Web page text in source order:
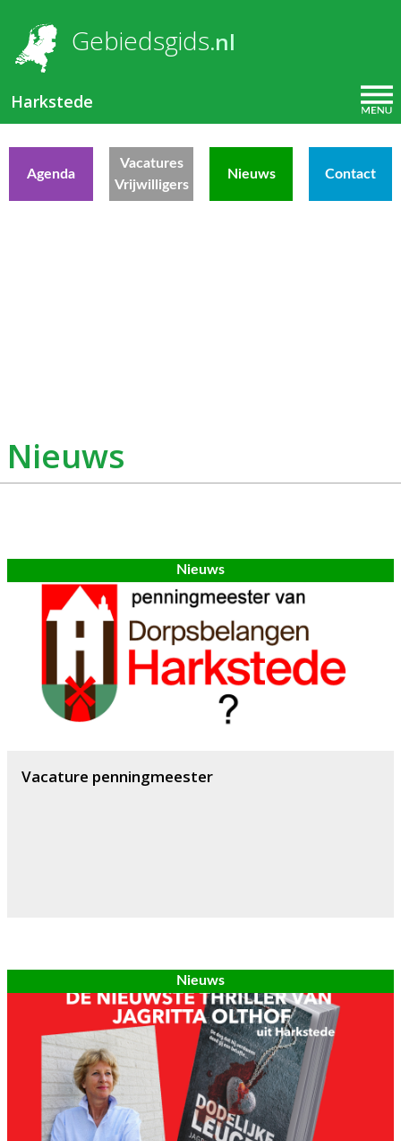
Gebiedsgids.nl
Harkstede
Agenda
Vacatures
Vrijwilligers
Nieuws Contact
Nieuws
Nieuws
Nieuws
Vacature penningmeester